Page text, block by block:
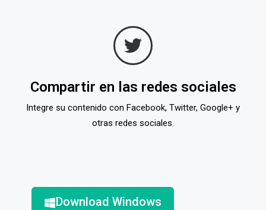
Compartir en las redes sociales
Integre su contenido con Facebook, Twitter, Google+ y
otras redes sociales.
Download Windows